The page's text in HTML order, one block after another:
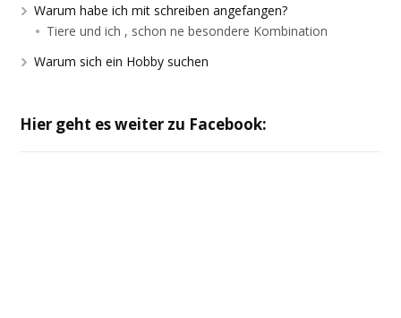
Warum habe ich mit schreiben angefangen?
Tiere und ich , schon ne besondere Kombination
Warum sich ein Hobby suchen
Hier geht es weiter zu Facebook: